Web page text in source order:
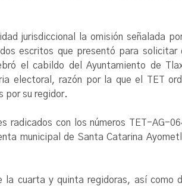
jurisdiccional la omisión señalada
escritos que presentó para solicitar
el cabildo del Ayuntamiento de
electoral, razón por la que el TET
por su regidor.
radicados con los números TET-AG-
municipal de Santa Catarina
cuarta y quinta regidoras, así como